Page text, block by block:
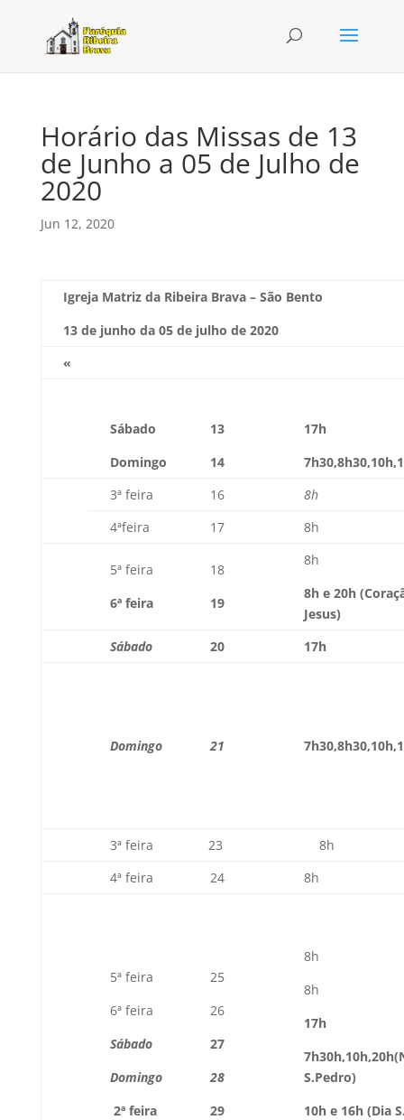
Horário das Missas de 13
de Junho a 05 de Julho de
2020
Jun 12, 2020
Igreja Matriz da Ribeira Brava – São Bento
13 de junho da 05 de julho de 2020
«
Sábado
Domingo
13
14
17h
3ª feira
16
8h
4ªfeira
17 8h
5ª feira
6ª feira
18
19
8h
8h e 20h
Jesus)
Sábado
20 17h
Domingo 21
3ª feira 23
8h
4ª feira
24 8h
5ª feira
6ª feira
Sábado
Domingo
2ª feira
25
26
27
28
29
8h
8h
17h
7h30h,10h,20h(
S.Pedro)
10h e 16h (Dia